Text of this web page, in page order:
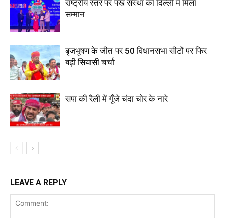
राष्ट्रीय स्तर पर पंख संस्था को दिल्ली में मिला
सम्मान
बृजभूषण के जीत पर 50 विधानसभा सीटों पर फिर
बढ़ी सियासी चर्चा
सपा की रैली में गूँजे चंदा चोर के नारे
LEAVE A REPLY